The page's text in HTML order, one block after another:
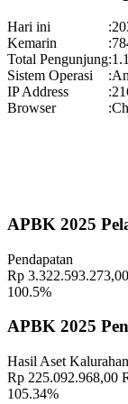
Geografis 10
Memahami Peran
Kalurahan Wukirsari
Sampai Saat Ini 21
Profil Lurah 17
Percepat Proses
Gelar Budaya
Lokasi
Koordinator
Pekan Olahraga
Hari ini :
Kemarin
:
Total Pengunjung:
Sistem Operasi
:
IP Address
:
Browser
:
APBK 2025
Pendapatan
Rp 3.322.593.273,00
100.5%
APBK 2025
Hasil Aset Kalurahan
Rp 225.092.968,00
105.34%